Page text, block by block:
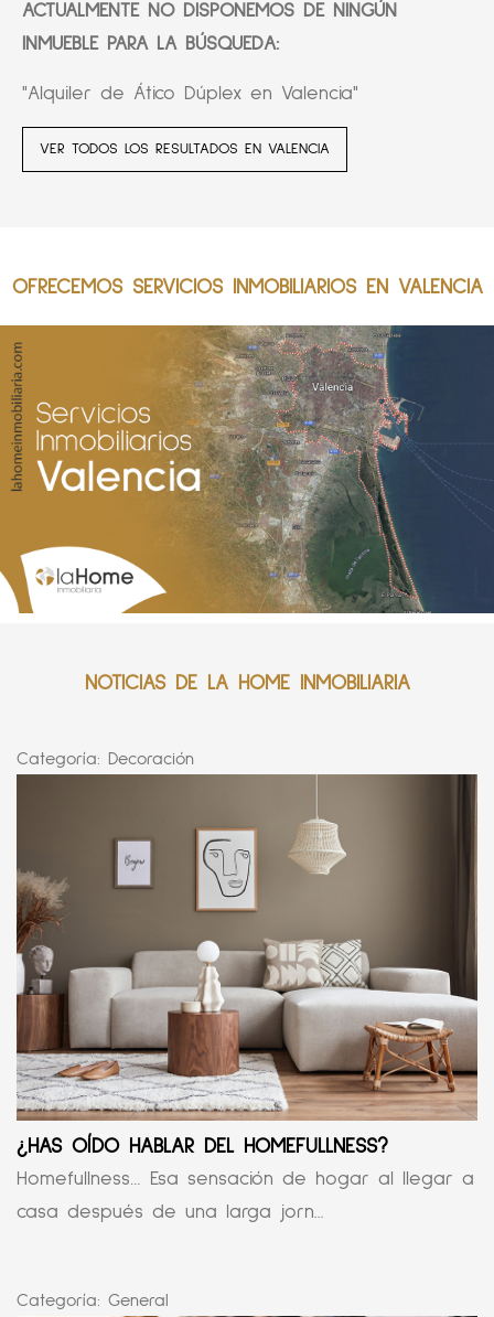
ACTUALMENTE NO DISPONEMOS DE NINGÚN
INMUEBLE PARA LA BÚSQUEDA:
"Alquiler de Ático Dúplex en Valencia"
VER TODOS LOS RESULTADOS EN VALENCIA
OFRECEMOS SERVICIOS INMOBILIARIOS EN VALENCIA
NOTICIAS DE LA HOME INMOBILIARIA
Categoría: Decoración
¿HAS OÍDO HABLAR DEL HOMEFULLNESS?
Homefullness… Esa sensación de hogar al llegar a
casa después de una larga jorn...
Categoría: General